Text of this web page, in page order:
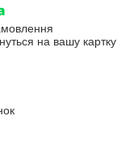
на вашу картку